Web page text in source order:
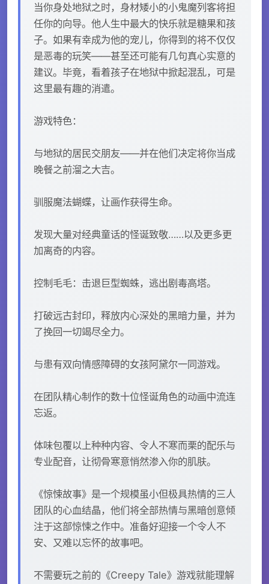
当你身处地狱之时，身材矮小的小鬼魔列客将担
任你的向导。他人生中最大的快乐就是糖果和孩
子。如果有幸成为他的宠儿，你得到的将不仅仅
是恶毒的玩笑——甚至还可能有几句真心实意的
建议。毕竟，看着孩子在地狱中掀起混乱，可是
这里最有趣的消遣。
游戏特色：
与地狱的居民交朋友——并在他们决定将你当成
晚餐之前溜之大吉。
驯服魔法蝴蝶，让画作获得生命。
发现大量对经典童话的怪诞致敬……以及更多更
加离奇的内容。
控制毛毛：击退巨型蜘蛛，逃出剧毒高塔。
打破远古封印，释放内心深处的黑暗力量，并为
了挽回一切竭尽全力。
与患有双向情感障碍的女孩阿黛尔一同游戏。
在团队精心制作的数十位怪诞角色的动画中流连
忘返。
体味包覆以上种种内容、令人不寒而栗的配乐与
专业配音，让彻骨寒意悄然渗入你的肌肤。
《惊悚故事》是一个规模虽小但极具热情的三人
团队的心血结晶，他们将全部热情与黑暗创意倾
注于这部惊悚之作中。准备好迎接一个令人不
安、又难以忘怀的故事吧。
不需要玩之前的《Creepy Tale》游戏就能理解